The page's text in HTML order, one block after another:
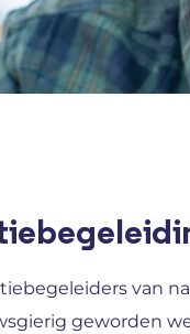
van
geworden